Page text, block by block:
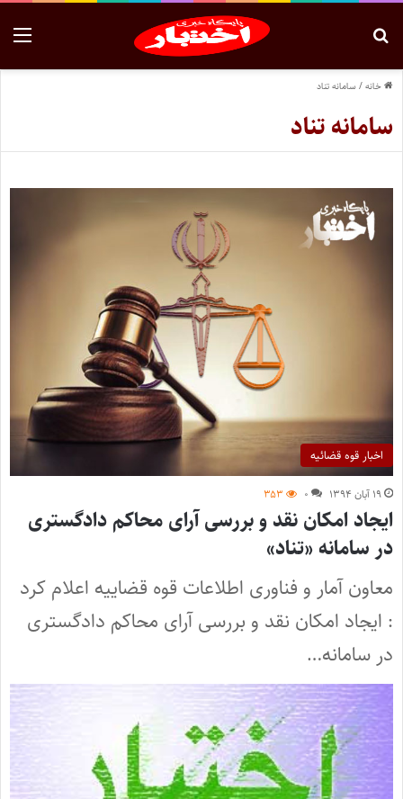
خانه/سامانه تناد
سامانه تناد
اخبار قوه قضائیه
۱۹ آبان ۱۳۹۴ ۰ ۳۵۳
ایجاد امکان نقد و بررسی آرای محاکم دادگستری
در سامانه «تناد»
معاون آمار و فناوری اطلاعات قوه قضاییه اعلام کرد
: ایجاد امکان نقد و بررسی آرای محاکم دادگستری
در سامانه…